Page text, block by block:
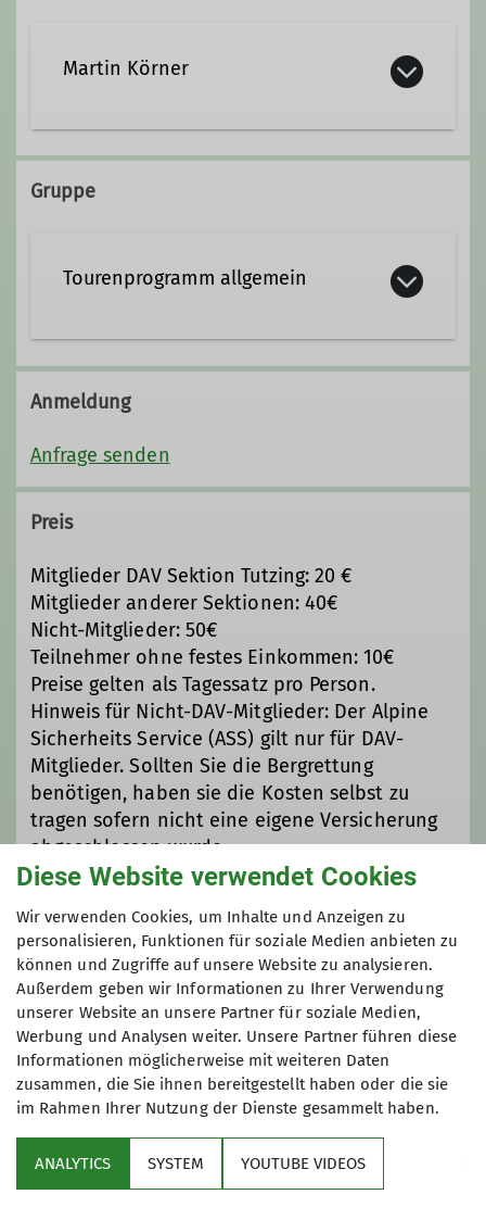
Martin Körner
Qualifikationen
Gruppe
Tourenprogramm allgemein
Anmeldung
Anfrage senden
Preis
Mitglieder DAV Sektion Tutzing: 20 €
Mitglieder anderer Sektionen: 40€
Nicht-Mitglieder: 50€
Teilnehmer ohne festes Einkommen: 10€
Preise gelten als Tagessatz pro Person.
Hinweis für Nicht-DAV-Mitglieder: Der Alpine
Sicherheits Service (ASS) gilt nur für DAV-
Mitglieder. Sollten Sie die Bergrettung
benötigen, haben sie die Kosten selbst zu
tragen sofern nicht eine eigene Versicherung
abgeschlossen wurde.
Maximale Teilnehmeranzahl
6
Service
Diese Website verwendet Cookies
Wir verwenden Cookies, um Inhalte und Anzeigen zu
personalisieren, Funktionen für soziale Medien anbieten zu
können und Zugriffe auf unsere Website zu analysieren.
Außerdem geben wir Informationen zu Ihrer Verwendung
unserer Website an unsere Partner für soziale Medien,
Werbung und Analysen weiter. Unsere Partner führen diese
Informationen möglicherweise mit weiteren Daten
zusammen, die Sie ihnen bereitgestellt haben oder die sie
im Rahmen Ihrer Nutzung der Dienste gesammelt haben.
ANALYTICS SYSTEM YOUTUBE VIDEOS